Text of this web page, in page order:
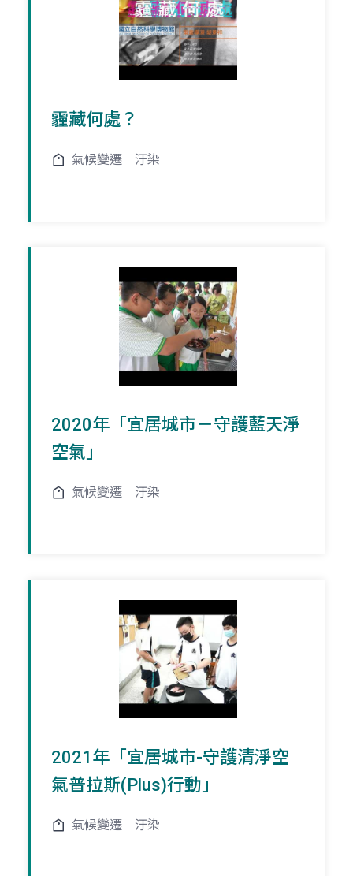
霾藏何處？
氣候變遷 汙染
2020年「宜居城市－守護藍天淨
空氣」
氣候變遷 汙染
2021年「宜居城市-守護清淨空
氣普拉斯(Plus)行動」
氣候變遷 汙染